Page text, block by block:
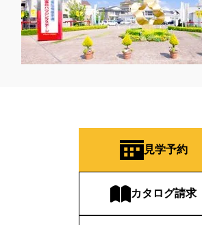
見学予約
カタログ請求